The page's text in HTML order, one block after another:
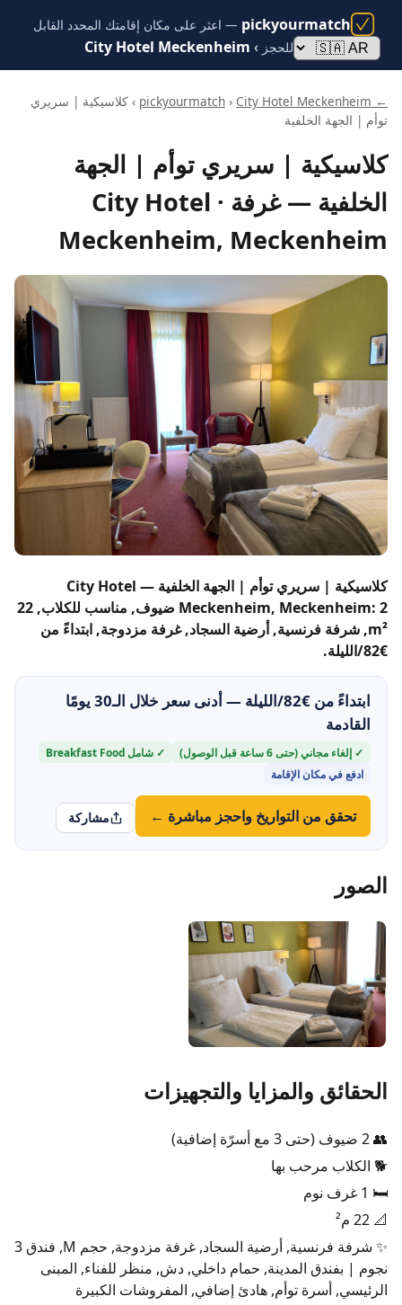
pickyourmatch — اعثر على مكان إقامتك المحدد القابل
للحجز ›
City Hotel Meckenheim
← pickyourmatch
› City Hotel Meckenheim
› كلاسيكية | سريري
توأم | الجهة الخلفية
كلاسيكية | سريري توأم | الجهة
الخلفية — غرفة · City Hotel
Meckenheim, Meckenheim
كلاسيكية | سريري توأم | الجهة الخلفية — City Hotel
Meckenheim, Meckenheim: 2 ضيوف, مناسب للكلاب, 22
m², شرفة فرنسية, أرضية السجاد, غرفة مزدوجة, ابتداءً من
€82/الليلة.
ابتداءً من €82/الليلة — أدنى سعر خلال الـ30 يومًا
القادمة
✓ إلغاء مجاني (حتى 6 ساعة قبل الوصول)
✓ شامل Breakfast Food
ادفع في مكان الإقامة
تحقق من التواريخ واحجز مباشرة ← مشاركة
الصور
الحقائق والمزايا والتجهيزات
👥 2 ضيوف (حتى 3 مع أسرّة إضافية)
🐕 الكلاب مرحب بها
🛏️ 1 غرف نوم
📐 22 م²
✨ شرفة فرنسية, أرضية السجاد, غرفة مزدوجة, حجم M, فندق 3
نجوم | بفندق المدينة, حمام داخلي, دش, منظر للفناء, المبنى
الرئيسي, أسرة توأم, هادئ إضافي, المفروشات الكبيرة